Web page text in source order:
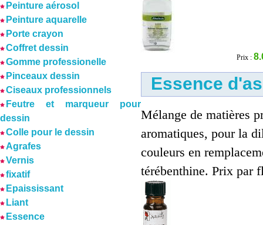
Peinture aérosol
Peinture aquarelle
Porte crayon
Coffret dessin
Gomme professionelle
Pinceaux dessin
Ciseaux professionnels
Feutre et marqueur pour
dessin
Colle pour le dessin
Agrafes
Vernis
fixatif
Epaississant
Liant
Essence
Prix :
Essence
Mélange de matières
aromatiques, pour la
couleurs en
térébenthine. Prix par